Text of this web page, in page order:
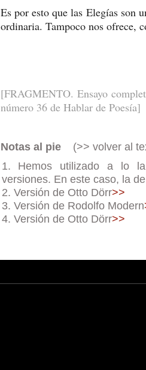
Es por esto que las Elegías son
ordinaria. Tampoco nos ofrece,
[FRAGMENTO. Ensayo
número 36 de Hablar de Poesía]
Notas al pie(>> volver al
Hemos utilizado a lo
versiones. En este caso, la
Versión de Otto Dörr>>
Versión de Rodolfo Modern
Versión de Otto Dörr>>